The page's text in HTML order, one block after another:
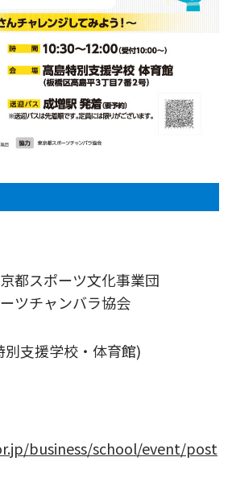
都スポーツ文化事業団
ツチャンバラ協会
支援学校・体育館)
business/school/event/post